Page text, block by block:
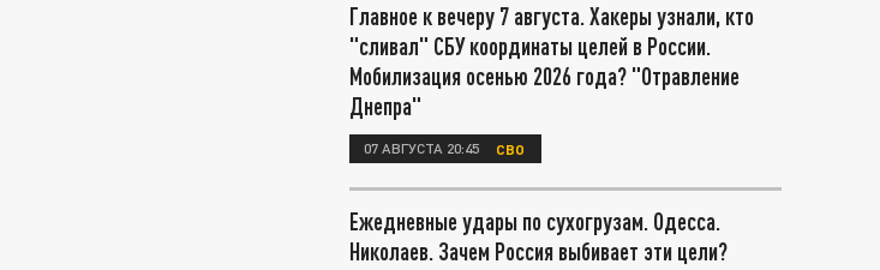
Главное к вечеру 7 августа. Хакеры узнали, кто
"сливал" СБУ координаты целей в России.
Мобилизация осенью 2026 года? "Отравление
Днепра"
07 АВГУСТА 20:45 СВО
Ежедневные удары по сухогрузам. Одесса.
Николаев. Зачем Россия выбивает эти цели?